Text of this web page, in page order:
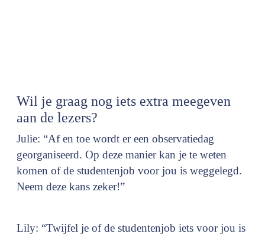
Wil je graag nog iets extra meegeven
aan de lezers?
Julie: “Af en toe wordt er een observatiedag
georganiseerd. Op deze manier kan je te weten
komen of de studentenjob voor jou is weggelegd.
Neem deze kans zeker!”
Lily: “Twijfel je of de studentenjob iets voor jou is